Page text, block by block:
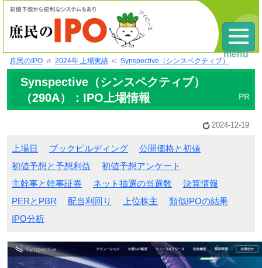
庶民のIPO 2024年 上場実績 Synspective（シンスペクティブ）
Synspective（シンスペクティブ）
（290A）：IPO上場情報
2024-12-19
上場日 ブックビルディング
公開価格と初値
初値予想と予想利益
初値予想アンケート
主幹事と幹事証券
ネット抽選の当選数
決算情報
PERとPBR
配当利回り 上位株主
類似IPOの結果
IPO分析
menu